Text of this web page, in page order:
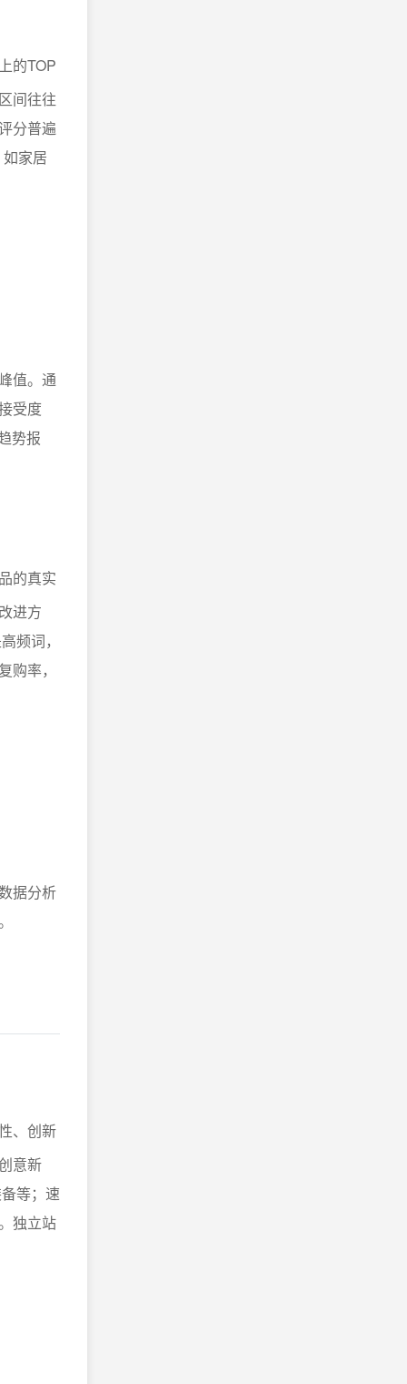
的TOP
间往往
分普遍
家居
值。通
受度
势报
的真实
进方
频词，
率，
据分析
、创新
意新
等；速
独立站